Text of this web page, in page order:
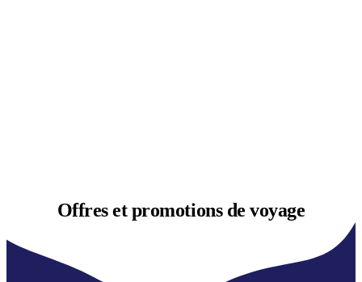
Offres etpromotions de voyage